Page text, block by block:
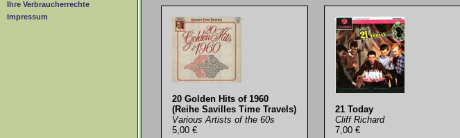
Ihre Verbraucherrechte
Impressum
20 Golden Hits of 1960
(Reihe Savilles Time Travels)
Various Artists of the 60s
5,00 €
21 Today
Cliff Richard
7,00 €